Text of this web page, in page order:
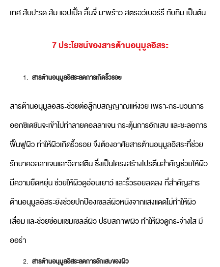
เทศ สับปะรด ส้ม แอปเปิ้ล ลิ้นจี่ มะพร้าว สตรอว์เบอร์รี ทับทิม เป็นต้น
7 ประโยชน์ของสารต้านอนุมูลอิสระ
สารต้านอนุมูลอิสระลดการเกิดริ้วรอย
สารต้านอนุมูลอิสระช่วยต่อสู้กับสัญญาณแห่งวัย เพราะกระบวนการ
ออกซิเดชันจะเข้าไปทำลายคอลลาเจน กระตุ้นการอักเสบ และชะลอการ
ฟื้นฟูผิว ทำให้ผิวเกิดริ้วรอย จึงต้องอาศัยสารต้านอนุมูลอิสระที่ช่วย
รักษาคอลลาเจนและอิลาสติน ซึ่งเป็นโครงสร้างโปรตีนสำคัญช่วยให้ผิว
มีความยืดหยุ่น ช่วยให้ผิวดูอ่อนเยาว์ และริ้วรอยลดลง ที่สำคัญสาร
ต้านอนุมูลอิสระยังช่วยปกป้องเซลล์ผิวหนังจากแสงแดดไม่ทำให้ผิว
เสื่อม และช่วยซ่อมแซมเซลล์ผิว ปรับสภาพผิว ทำให้ผิวดูกระจ่างใส มี
ออร่า
สารต้านอนุมูลอิสระลดการอักเสบของผิว